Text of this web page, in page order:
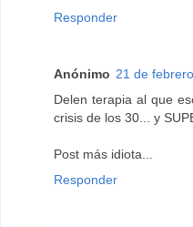
Responder
Anónimo 21 de
Delen terapia al que
crisis de los 30... y
Post más idiota...
Responder